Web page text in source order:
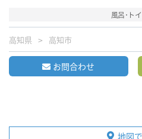
風呂･ト
高知県 高知市
お問合わせ
地図